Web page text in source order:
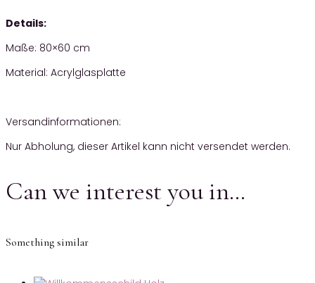
Details:
Maße: 80×60 cm
Material: Acrylglasplatte
Versandinformationen:
Nur Abholung, dieser Artikel kann nicht versendet werden.
Can we interest you in…
Something similar